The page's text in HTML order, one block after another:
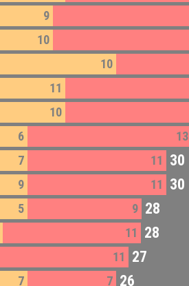
9
10
10
11
10
6 13
7 11 30
9 11 30
5 9 28
11 28
11 27
7 7 26